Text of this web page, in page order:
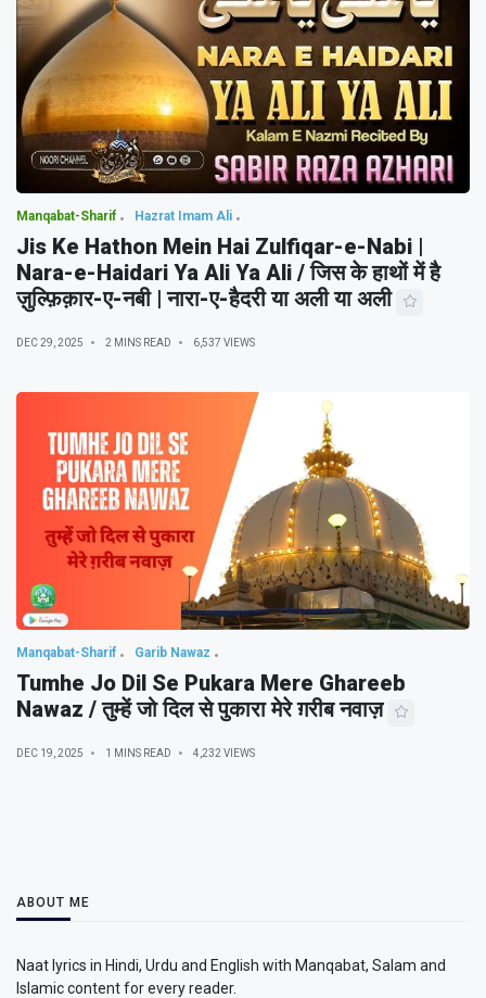
Manqabat-Sharif Hazrat Imam Ali
Jis Ke Hathon Mein Hai Zulfiqar-e-Nabi |
Nara-e-Haidari Ya Ali Ya Ali / जिस के हाथों में है
ज़ुल्फ़िक़ार-ए-नबी | नारा-ए-हैदरी या अली या अली
DEC 29, 2025 2 MINS READ 6,537 VIEWS
Manqabat-Sharif Garib Nawaz
Tumhe Jo Dil Se Pukara Mere Ghareeb
Nawaz / तुम्हें जो दिल से पुकारा मेरे ग़रीब नवाज़
DEC 19, 2025 1 MINS READ 4,232 VIEWS
ABOUT ME
Naat lyrics in Hindi, Urdu and English with Manqabat, Salam and
Islamic content for every reader.